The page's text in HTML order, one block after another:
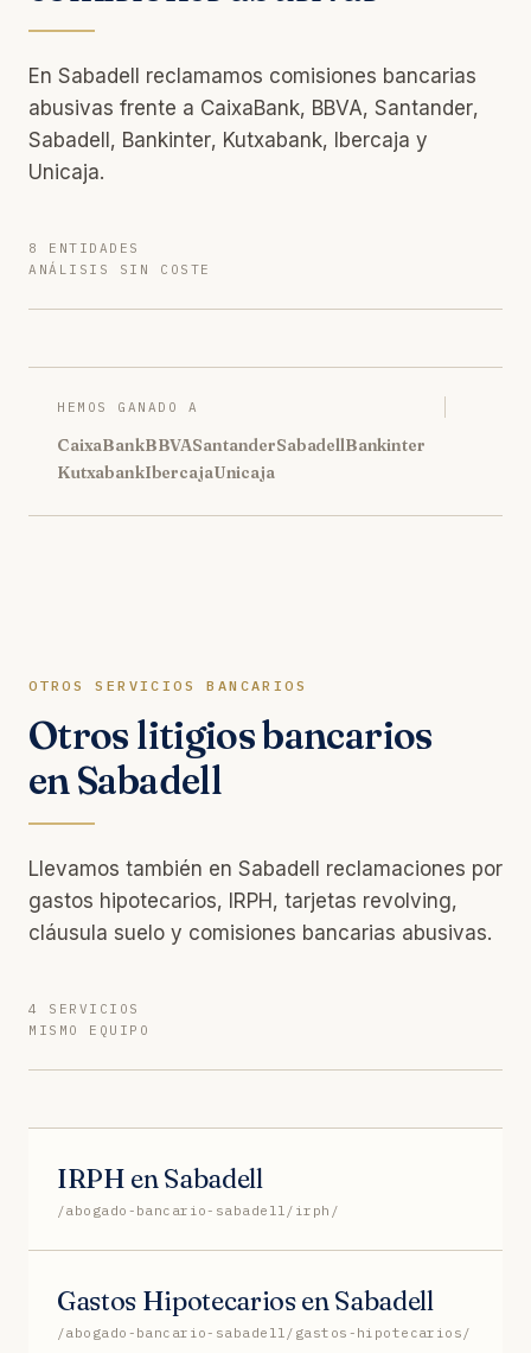
En Sabadell reclamamos comisiones bancarias
abusivas frente a CaixaBank, BBVA, Santander,
Sabadell, Bankinter, Kutxabank, Ibercaja y
Unicaja.
8 ENTIDADES
ANÁLISIS SIN COSTE
HEMOS GANADO A
CaixaBankBBVASantanderSabadellBankinter
KutxabankIbercajaUnicaja
OTROS SERVICIOS BANCARIOS
Otros litigios bancarios
en Sabadell
Llevamos también en Sabadell reclamaciones por
gastos hipotecarios, IRPH, tarjetas revolving,
cláusula suelo y comisiones bancarias abusivas.
4 SERVICIOS
MISMO EQUIPO
IRPH en Sabadell
/abogado-bancario-sabadell/irph/
Gastos Hipotecarios en Sabadell
/abogado-bancario-sabadell/gastos-hipotecarios/